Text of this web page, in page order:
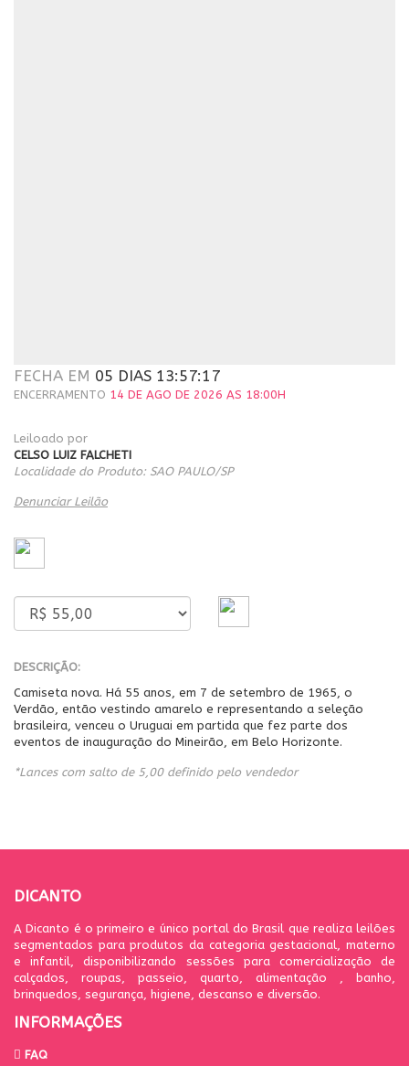
FECHA EM 05 DIAS 13:57:17
ENCERRAMENTO 14 DE AGO DE 2026 AS 18:00H
Leiloado por
CELSO LUIZ FALCHETI
Localidade do Produto: SAO PAULO/SP
Denunciar Leilão
DESCRIÇÃO:
Camiseta nova. Há 55 anos, em 7 de setembro de 1965, o
Verdão, então vestindo amarelo e representando a seleção
brasileira, venceu o Uruguai em partida que fez parte dos
eventos de inauguração do Mineirão, em Belo Horizonte.
*Lances com salto de 5,00 definido pelo vendedor
DICANTO
A Dicanto é o primeiro e único portal do Brasil que realiza leilões
segmentados para produtos da categoria gestacional, materno
e infantil, disponibilizando sessões para comercialização de
calçados, roupas, passeio, quarto, alimentação , banho,
brinquedos, segurança, higiene, descanso e diversão.
INFORMAÇÕES
FAQ